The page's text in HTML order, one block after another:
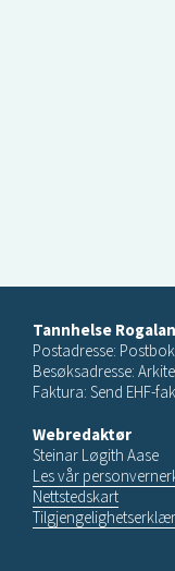
Tannhelse
Postadresse:
Besøksadresse:
Faktura: Send EHF-
Webredaktør
Steinar Løgith Aase
Les vår
Nettstedskart